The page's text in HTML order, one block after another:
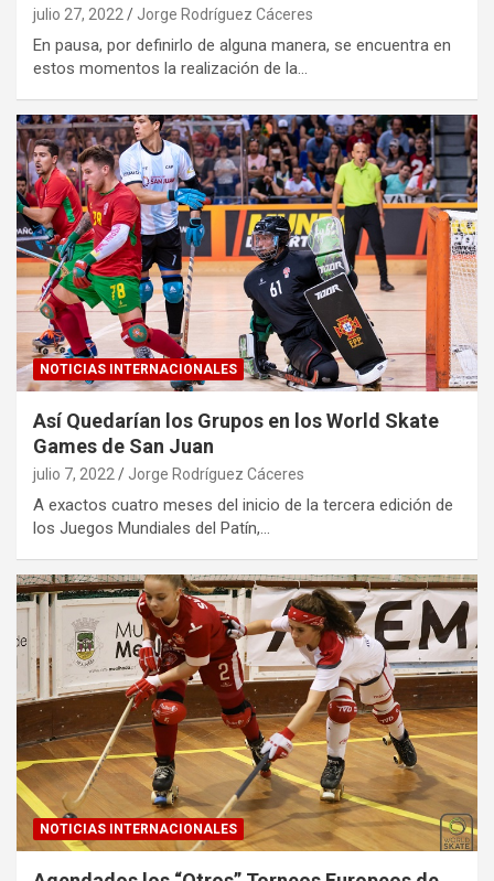
julio 27, 2022 Jorge Rodríguez Cáceres
En pausa, por definirlo de alguna manera, se encuentra en
estos momentos la realización de la…
NOTICIAS INTERNACIONALES
Así Quedarían los Grupos en los World Skate
Games de San Juan
julio 7, 2022 Jorge Rodríguez Cáceres
A exactos cuatro meses del inicio de la tercera edición de
los Juegos Mundiales del Patín,…
NOTICIAS INTERNACIONALES